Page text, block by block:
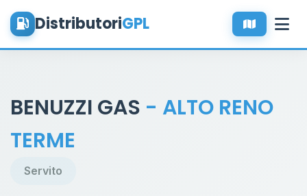
DistributoriGPL
BENUZZI GAS - ALTO RENO
TERME
Servito